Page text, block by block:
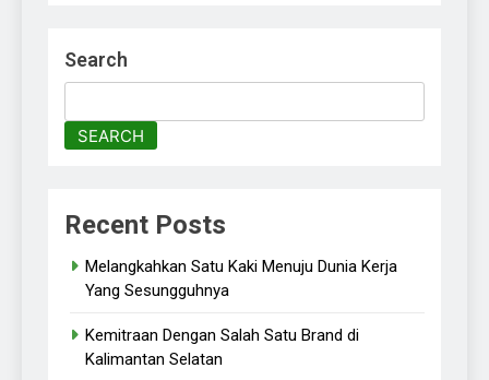
Search
SEARCH
Recent Posts
Melangkahkan Satu Kaki Menuju Dunia Kerja
Yang Sesungguhnya
Kemitraan Dengan Salah Satu Brand di
Kalimantan Selatan